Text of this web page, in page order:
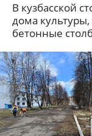
В кузбасской
дома
бетонные